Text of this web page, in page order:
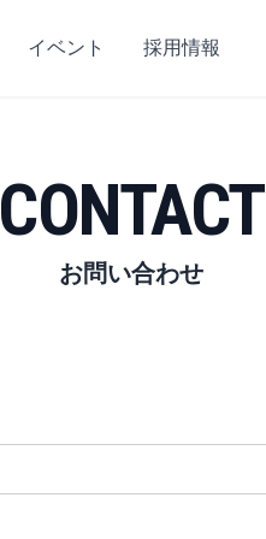
イベント 採用情報
CONTACT
お問い合わせ